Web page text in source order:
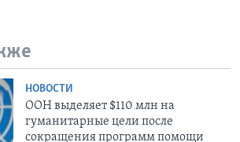
НОВОСТИ
ООН выделяет $110 млн на
гуманитарные цели после
сокращения программ помощи